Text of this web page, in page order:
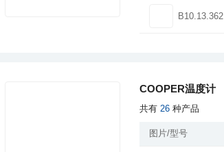
B10.13.362
COOPER温度计
共有 26 种产品
图片/型号